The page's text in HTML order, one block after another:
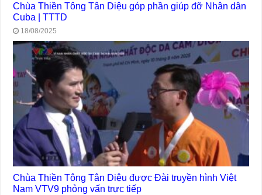
Chùa Thiền Tông Tân Diệu góp phần giúp đỡ Nhân dân
Cuba | TTTD
18/08/2025
Chùa Thiền Tông Tân Diệu được Đài truyền hình Việt
Nam VTV9 phỏng vấn trực tiếp